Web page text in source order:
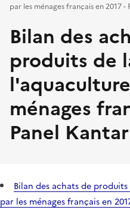
par les ménages français en 2017 -
Bilan des
produits de
ménages
Panel Kantar
Bilan des achats de
par les ménages français en